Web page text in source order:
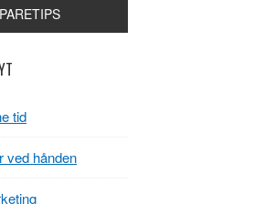
tid
ved hånden